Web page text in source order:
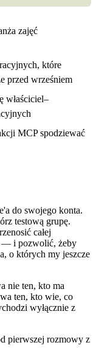
zajęć
które
przed wrześniem
właściciel–
MCP spodziewać
do swojego konta.
testową grupę.
całej
— i pozwolić, żeby
o których my jeszcze
nie ten, kto ma
ten, kto wie, co
wyłącznie z
pierwszej rozmowy z